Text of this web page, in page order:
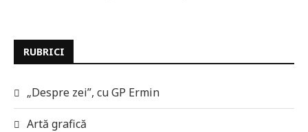
RUBRICI
„Despre zei”, cu GP Ermin
Artă grafică